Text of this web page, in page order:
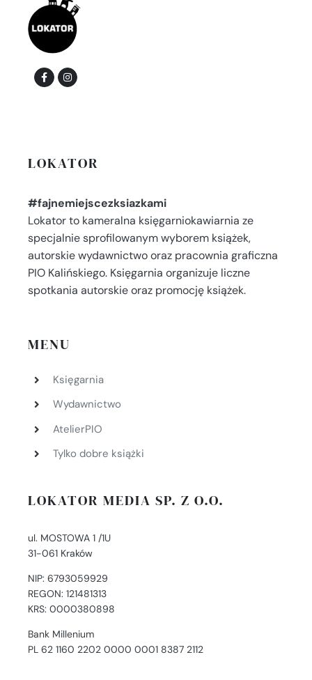
LOKATOR
#fajnemiejscezksiazkami
Lokator to kameralna księgarniokawiarnia ze
specjalnie sprofilowanym wyborem książek,
autorskie wydawnictwo oraz pracownia graficzna
PIO Kalińskiego. Księgarnia organizuje liczne
spotkania autorskie oraz promocję książek.
MENU
Księgarnia
Wydawnictwo
AtelierPIO
Tylko dobre książki
LOKATOR MEDIA SP. Z O.O.
ul. MOSTOWA 1 /1U
31-061 Kraków
NIP: 6793059929
REGON: 121481313
KRS: 0000380898
Bank Millenium
PL 62 1160 2202 0000 0001 8387 2112